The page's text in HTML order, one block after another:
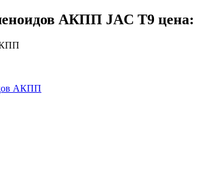
АКПП JAC T9 цена:
АКПП